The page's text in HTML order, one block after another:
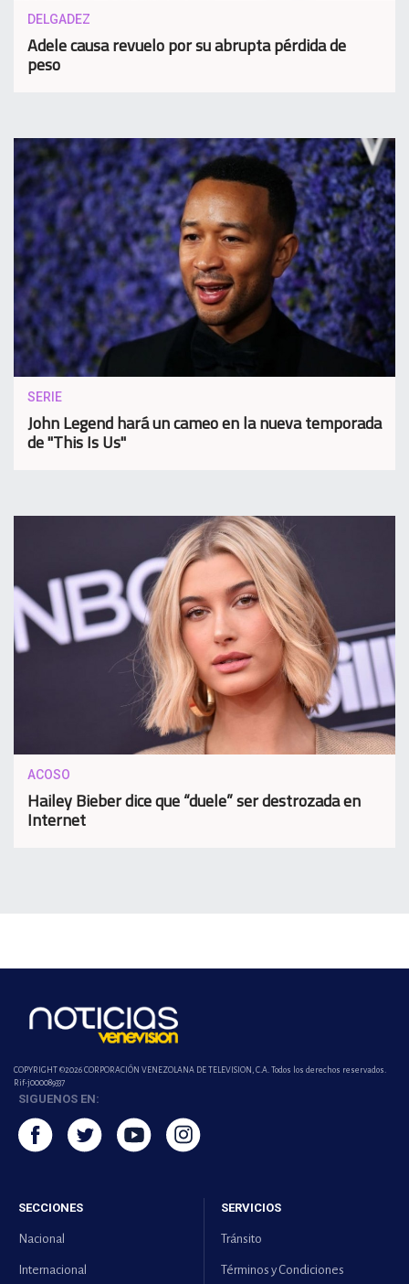
DELGADEZ
Adele causa revuelo por su abrupta pérdida de
peso
SERIE
John Legend hará un cameo en la nueva temporada
de "This Is Us"
ACOSO
Hailey Bieber dice que “duele” ser destrozada en
Internet
COPYRIGHT ©2026 CORPORACIÓN VENEZOLANA DE TELEVISION, C.A. Todos los derechos reservados.
Rif-j000089337
SIGUENOS EN:
SECCIONES
Nacional
Internacional
SERVICIOS
Tránsito
Términos y Condiciones